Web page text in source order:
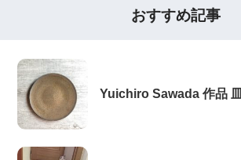
おすすめ記事
Yuichiro Sawada 作品 皿